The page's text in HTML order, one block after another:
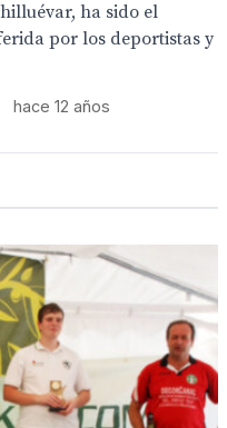
ha sido el
por los deportistas y
hace 12 años